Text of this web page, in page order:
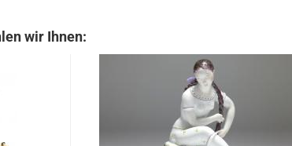
wir Ihnen: